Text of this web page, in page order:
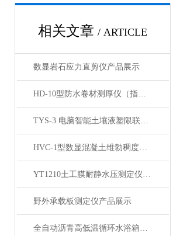
相关文章 / ARTICLE
数显岩石应力直剪仪产品展示
HD-10型防水卷材测厚仪（指针型）展示
TYS-3 电脑智能土壤液塑限联合测定仪 打印 产品展示
HVC-1型数显混凝土维勃稠度仪产品展示
YT1210土工膜耐静水压测定仪产品简介
野外承载板测定仪产品展示
全自动沥青高低温循环水浴箱技术参数